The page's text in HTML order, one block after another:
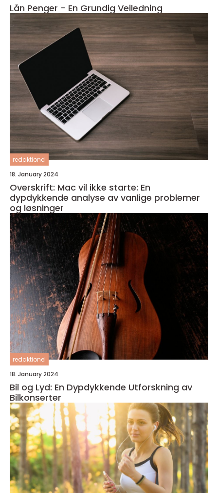
Lån Penger - En Grundig Veiledning
redaktionel
18. January 2024
Overskrift: Mac vil ikke starte: En
dypdykkende analyse av vanlige problemer
og løsninger
redaktionel
18. January 2024
Bil og Lyd: En Dypdykkende Utforskning av
Bilkonserter